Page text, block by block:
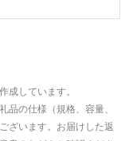
成しています。
品の仕様（規格、容量、
ざいます。お届けした返